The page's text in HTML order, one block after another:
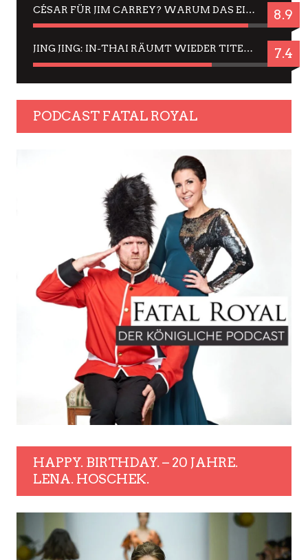
CÉSAR FÜR JIM CARREY? WARUM DAS EINER DER NERVIGSTEN ACTORS IST UND BLEIBT 8.9
JING JING: IN-THAI RÄUMT WIEDER TITEL AB – EIN ZWEI-STUNDEN-ERLEBNISBERICHT 7.4
PODCAST FATAL ROYAL
HAPPY. BIRTHDAY. – 20 JAHRE.
LENA. HOSCHEK.